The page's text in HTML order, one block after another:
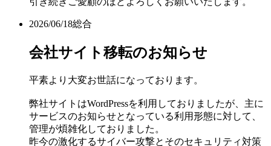
2026/06/18総合
会社サイト移転のお知らせ
平素より大変お世話になっております。
弊社サイトはWordPressを利用しておりましたが、主に
サービスのお知らせとなっている利用形態に対して、
管理が煩雑化しておりました。
昨今の激化するサイバー攻撃とそのセキュリティ対策